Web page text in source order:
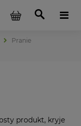
Pranie
produkt, kryje